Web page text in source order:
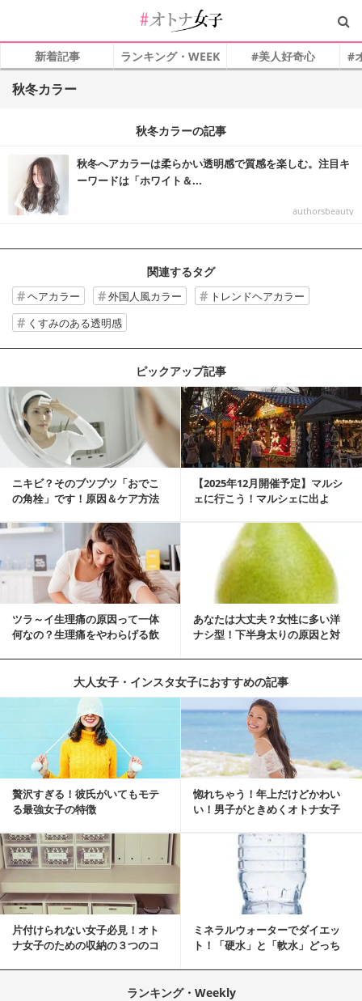
新着記事 ランキング・WEEK #美人好奇心 #
秋冬カラー
秋冬カラーの記事
秋冬へアカラーは柔らかい透明感で質感を楽しむ。注目キ
ーワードは「ホワイト＆...
authorsbeauty
関連するタグ
ヘアカラー 外国人風カラー
トレンドヘアカラー
くすみのある透明感
ピックアップ記事
ニキビ？そのブツブツ「おでこ
の角栓」です！原因＆ケア方法
【2025年12月開催予定】マルシ
ェに行こう！マルシェに出よ
ツラ～イ生理痛の原因って一体
何なの？生理痛をやわらげる飲
あなたは大丈夫？女性に多い洋
ナシ型！下半身太りの原因と対
大人女子・インスタ女子におすすめの記事
贅沢すぎる！彼氏がいてもモテ
る最強女子の特徴
惚れちゃう！年上だけどかわい
い！男子がときめくオトナ女子
片付けられない女子必見！オト
ナ女子のための収納の３つのコ
ミネラルウォーターでダイエッ
ト！「硬水」と「軟水」どっち
ランキング・Weekly